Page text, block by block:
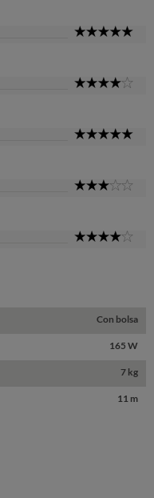
Con bolsa
165 W
7 kg
11 m